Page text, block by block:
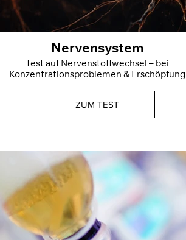
Nervensystem
Test auf Nervenstoffwechsel – bei
Konzentrationsproblemen & Erschöpfung
ZUM TEST